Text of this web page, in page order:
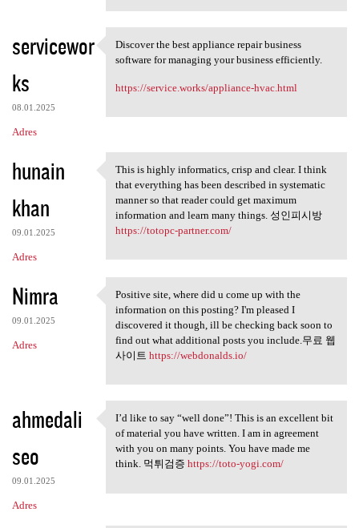
servicewor
ks
08.01.2025
Adres
Discover the best appliance
Discover the best appliance repair business
software for managing your business efficiently.
https://service.works/appliance-hvac.html
hunain
khan
09.01.2025
Adres
This is highly informatics,
This is highly informatics, crisp and clear. I think
that everything has been described in systematic
manner so that reader could get maximum
information and learn many things. 성인피시방
https://totopc-partner.com/
Nimra
09.01.2025
Adres
Positive site, where did u
Positive site, where did u come up with the
information on this posting? I'm pleased I
discovered it though, ill be checking back soon to
find out what additional posts you include.무료 웹
사이트 https://webdonalds.io/
ahmedali
seo
09.01.2025
Adres
I’d like to say “well done”!
I’d like to say “well done”! This is an excellent bit
of material you have written. I am in agreement
with you on many points. You have made me
think. 먹튀검증 https://toto-yogi.com/